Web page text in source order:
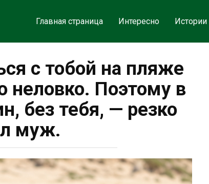
Главная страница Интересно Истории
с тобой на пляже
неловко. Поэтому в
без тебя, — резко
муж.